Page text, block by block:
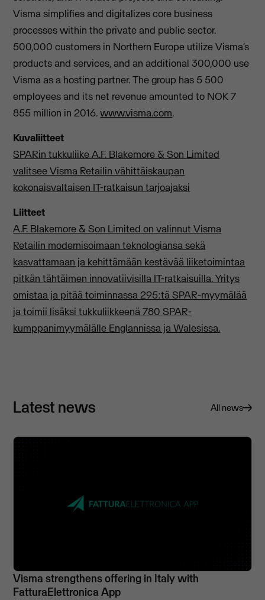
Visma simplifies and digitalizes core business
processes within the private and public sector.
500,000 customers in Northern Europe utilize Visma’s
products and services, and an additional 300,000 use
Visma as a hosting partner. The group has 5 500
employees and its net revenue amounted to NOK 7
855 million in 2016.www.visma.com.
Kuvaliitteet
SPARin tukkuliike A.F. Blakemore & Son Limited
valitsee Visma Retailin vähittäiskaupan
kokonaisvaltaisen IT-ratkaisun tarjoajaksi
Liitteet
A.F. Blakemore & Son Limited on valinnut Visma
Retailin modernisoimaan teknologiansa sekä
kasvattamaan ja kehittämään kestävää liiketoimintaa
pitkän tähtäimen innovatiivisilla IT-ratkaisuilla. Yritys
omistaa ja pitää toiminnassa 295:tä SPAR-myymälää
ja toimii lisäksi tukkuliikkeenä 780 SPAR-
kumppanimyymälälle Englannissa ja Walesissa.
Latest news All news
Visma strengthens offering in Italy with
FatturaElettronica App